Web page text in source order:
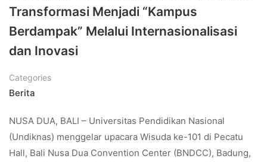
Transformasi Menjadi “Kampus
Berdampak” Melalui Internasionalisasi
dan Inovasi
Categories
Berita
NUSA DUA, BALI – Universitas Pendidikan Nasional
(Undiknas) menggelar upacara Wisuda ke-101 di Pecatu
Hall, Bali Nusa Dua Convention Center (BNDCC), Badung,